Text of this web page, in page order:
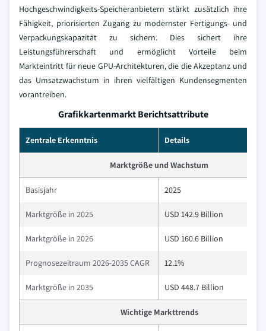
Hochgeschwindigkeits-Speicheranbietern stärkt zusätzlich ihre
Fähigkeit, priorisierten Zugang zu modernster Fertigungs- und
Verpackungskapazität zu sichern. Dies sichert ihre
Leistungsführerschaft und ermöglicht Vorteile beim
Markteintritt für neue GPU-Architekturen, die die Akzeptanz und
das Umsatzwachstum in ihren vielfältigen Kundensegmenten
vorantreiben.
Grafikkartenmarkt Berichtsattribute
Zentrale Erkenntnis Details
Marktgröße und Wachstum
Basisjahr 2025
Marktgröße in 2025 USD 142.9 Billion
Marktgröße in 2026 USD 160.6 Billion
Prognosezeitraum 2026-2035 CAGR 12.1%
Marktgröße in 2035 USD 448.7 Billion
Wichtige Markttrends